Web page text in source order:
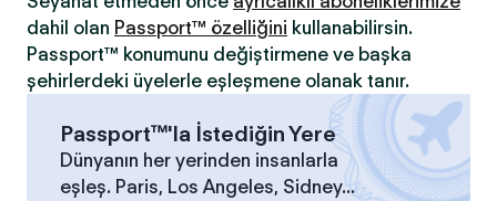
dahil olan Passport™ özelliğini kullanabilirsin.
Passport™ konumunu değiştirmene ve başka
şehirlerdeki üyelerle eşleşmene olanak tanır.
Passport™'la İstediğin Yere
Dünyanın her yerinden insanlarla
eşleş. Paris, Los Angeles, Sidney...